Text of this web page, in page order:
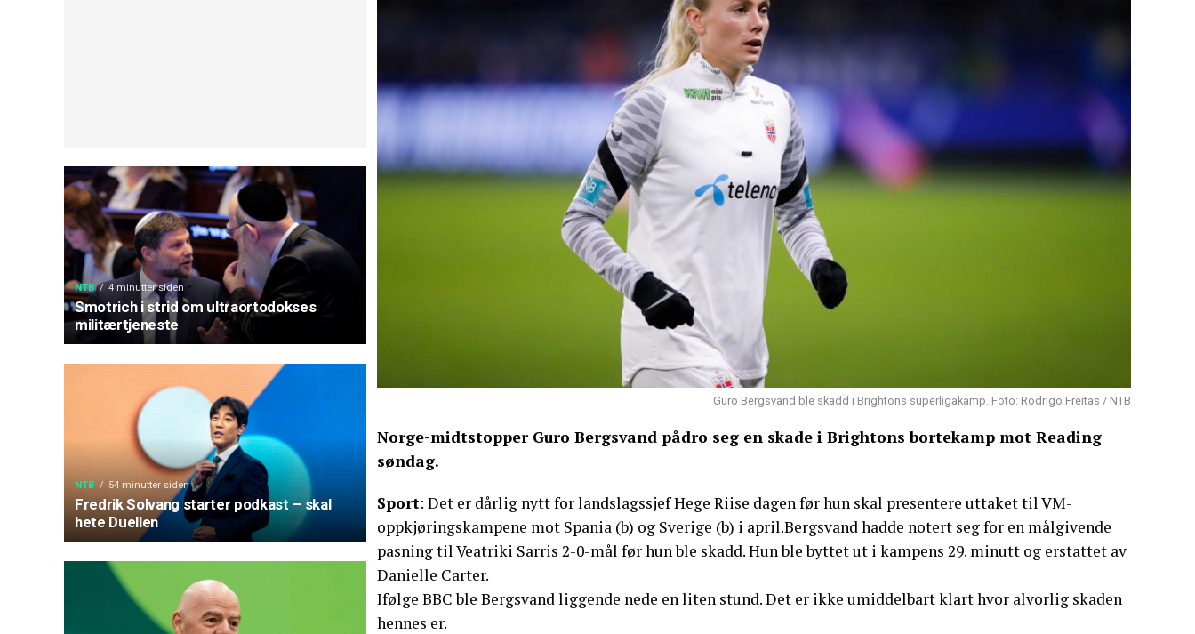
NTB 4 minutter siden
Smotrich i strid om ultraortodokses
militærtjeneste
NTB 54 minutter siden
Fredrik Solvang starter podkast – skal
hete Duellen
Guro Bergsvand ble skadd i Brightons superligakamp. Foto: Rodrigo Freitas / NTB
Norge-midtstopper Guro Bergsvand pådro seg en skade i Brightons bortekamp mot Reading
søndag.
Sport: Det er dårlig nytt for landslagssjef Hege Riise dagen før hun skal presentere uttaket til VM-
oppkjøringskampene mot Spania (b) og Sverige (b) i april.Bergsvand hadde notert seg for en målgivende
pasning til Veatriki Sarris 2-0-mål før hun ble skadd. Hun ble byttet ut i kampens 29. minutt og erstattet av
Danielle Carter.
Ifølge BBC ble Bergsvand liggende nede en liten stund. Det er ikke umiddelbart klart hvor alvorlig skaden
hennes er.